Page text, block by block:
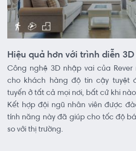
Hiệu quả hơn với trình diễn
Công nghệ 3D nhập vai của
cho khách hàng độ tin cậy tuyệt
tuyến ở tất cả mọi nơi, bất cứ khi
Kết hợp đội ngũ nhân viên được
tính năng này đã giúp cho tốc độ
so với thị trường.